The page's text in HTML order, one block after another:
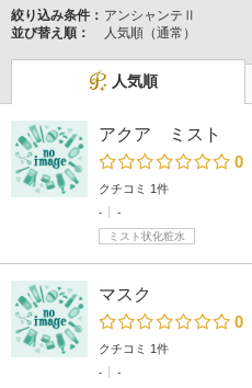
絞り込み条件： アンシャンテⅡ
並び替え順：
人気順（通常）
人気順
アクア ミスト
0
クチコミ 1件
-
-
ミスト状化粧水
マスク
0
クチコミ 1件
-
-